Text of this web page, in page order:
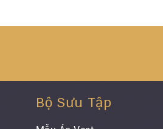
Bộ Sưu Tập